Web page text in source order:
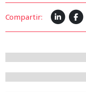
Compartir: